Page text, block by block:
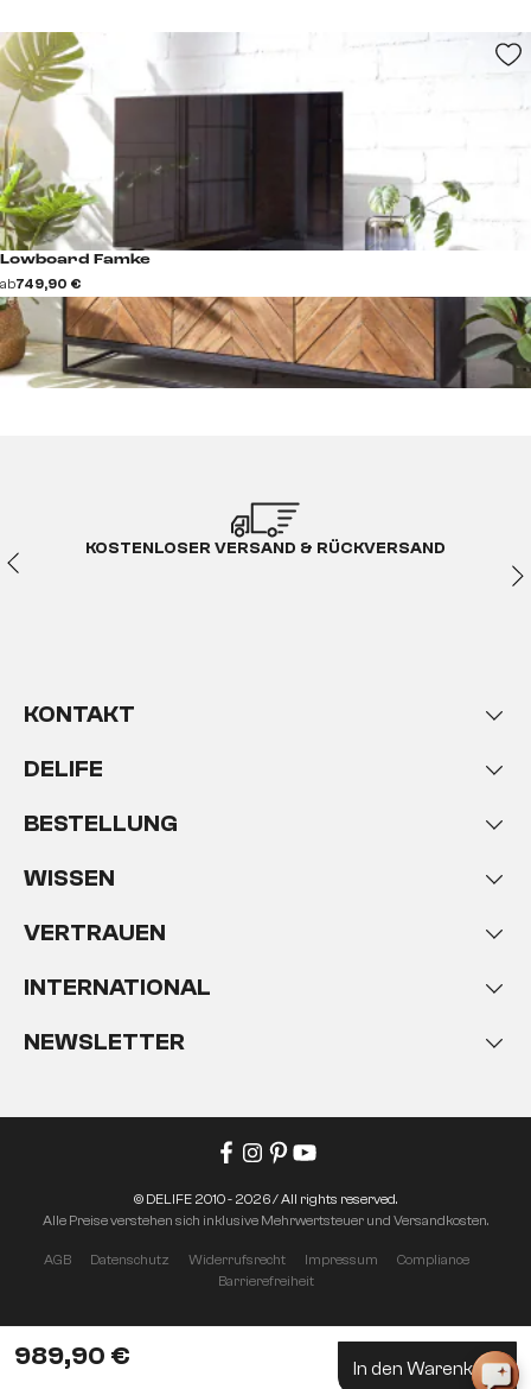
989,90 € In den Warenkorb
Lowboard Famke
ab749,90 €
KOSTENLOSER VERSAND & RÜCKVERSAND
KONTAKT
DELIFE
BESTELLUNG
WISSEN
VERTRAUEN
INTERNATIONAL
NEWSLETTER
AGB Datenschutz Widerrufsrecht Impressum
Compliance
Barrierefreiheit
© DELIFE 2010 - 2026 / All rights reserved.
Alle Preise verstehen sich inklusive Mehrwertsteuer und Versandkosten.